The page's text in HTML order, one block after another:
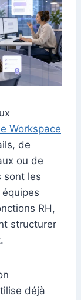
Workspace
de
ou de
sont les
RH,
structurer
déjà